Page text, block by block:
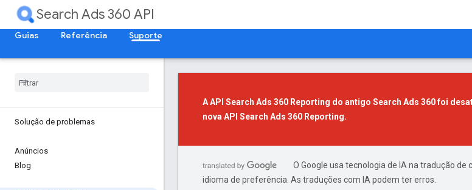
Search Ads 360 API
Guias
Referência Suporte
Solução de problemas
Anúncios
Blog
A API Search Ads 360 Reporting do antigo Search Ads 360 foi
nova API Search Ads 360 Reporting.
O Google usa tecnologia de IA na tradução de
idioma de preferência. As traduções com IA podem ter erros.